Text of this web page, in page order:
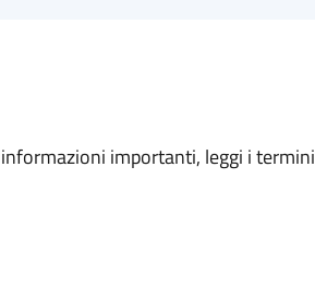
importanti, leggi i termini